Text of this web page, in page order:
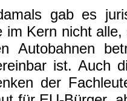
gab es
im Kern nicht
Autobahnen
ist. Auch
der